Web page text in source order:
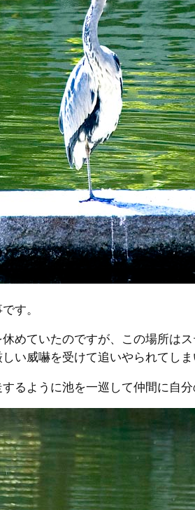
す。
ていたのですが、この場所は
い威嚇を受けて追いやられてしま
ように池を一巡して仲間に自分